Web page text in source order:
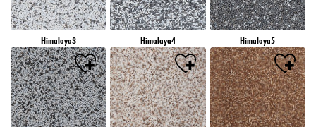
Himalaya3 Himalaya4 Himalaya5